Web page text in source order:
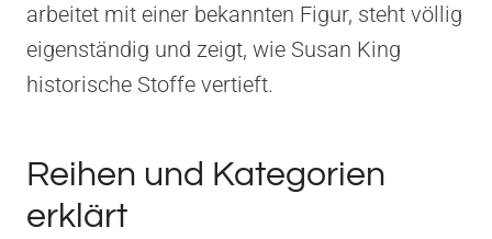
arbeitet mit einer bekannten Figur, steht völlig
eigenständig und zeigt, wie Susan King
historische Stoffe vertieft.
Reihen und Kategorien
erklärt